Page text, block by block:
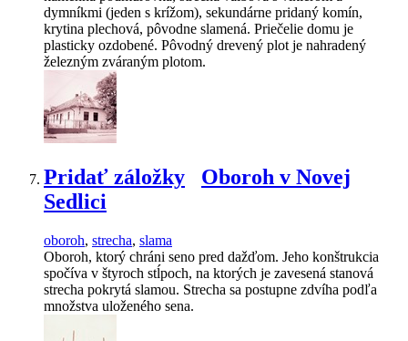
dymníkmi (jeden s krížom), sekundárne pridaný komín,
krytina plechová, pôvodne slamená. Priečelie domu je
plasticky ozdobené. Pôvodný drevený plot je nahradený
železným zváraným plotom.
Pridať záložky
Oboroh v Novej
Sedlici
oboroh, strecha, slama
Oboroh, ktorý chráni seno pred dažďom. Jeho konštrukcia
spočíva v štyroch stĺpoch, na ktorých je zavesená stanová
strecha pokrytá slamou. Strecha sa postupne zdvíha podľa
množstva uloženého sena.